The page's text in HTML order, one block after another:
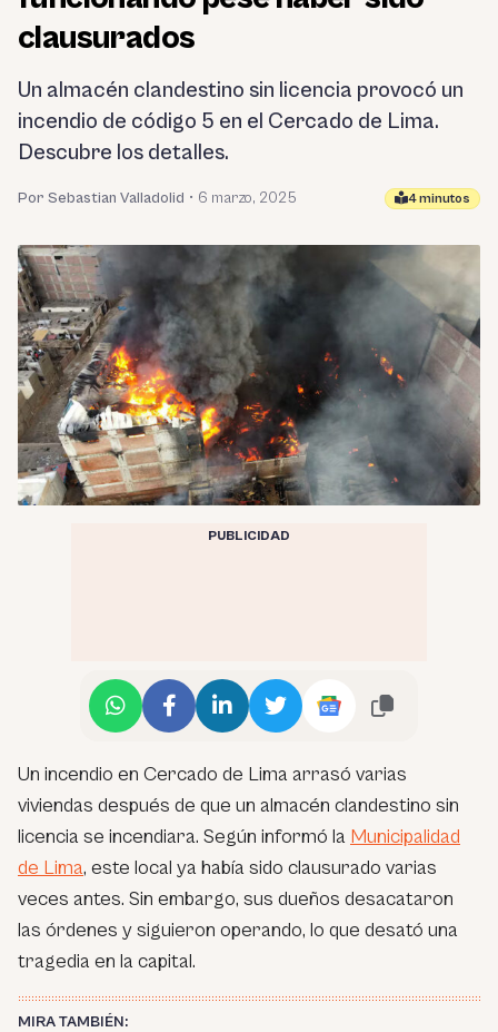
clausurados
Un almacén clandestino sin licencia provocó un
incendio de código 5 en el Cercado de Lima.
Descubre los detalles.
Por Sebastian Valladolid • 6 marzo, 2025 4 minutos
PUBLICIDAD
Un incendio en Cercado de Lima arrasó varias
viviendas después de que un almacén clandestino sin
licencia se incendiara. Según informó la Municipalidad
de Lima, este local ya había sido clausurado varias
veces antes. Sin embargo, sus dueños desacataron
las órdenes y siguieron operando, lo que desató una
tragedia en la capital.
MIRA TAMBIÉN: